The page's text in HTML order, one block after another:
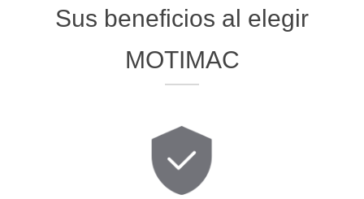
Sus beneficios al elegir
MOTIMAC